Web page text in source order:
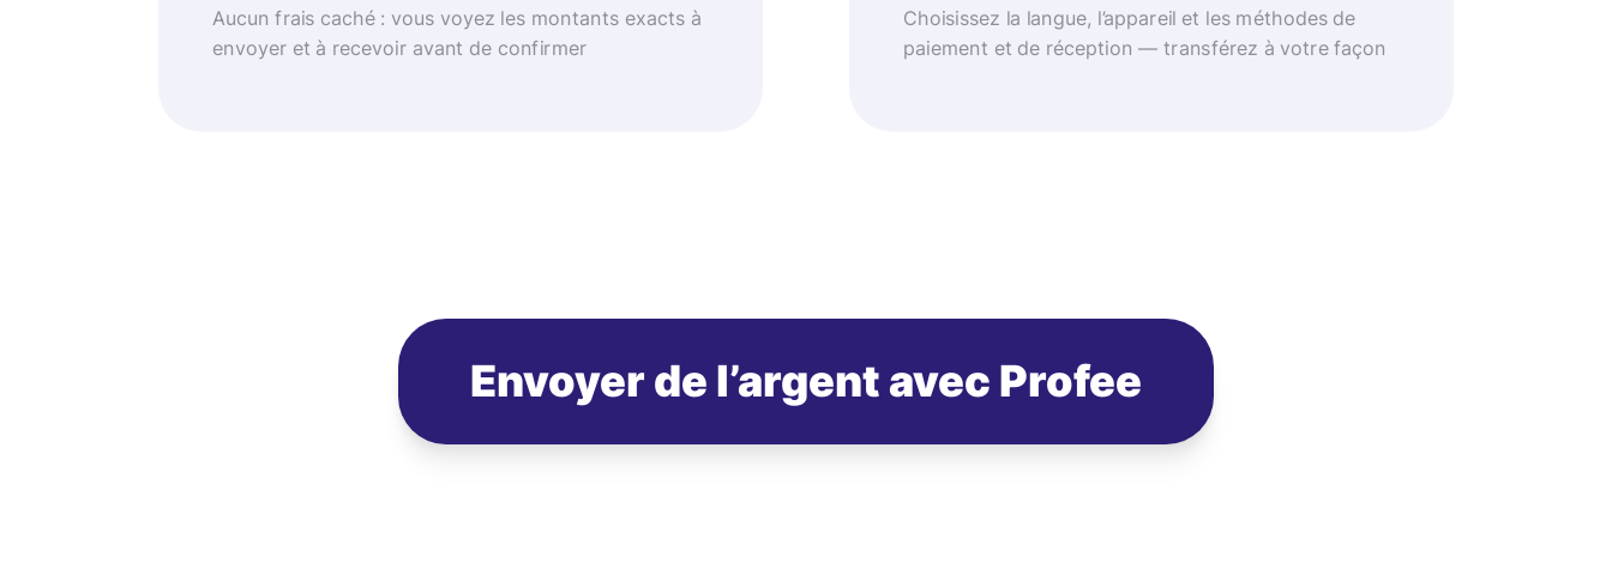
Aucun frais caché : vous voyez les montants exacts à
envoyer et à recevoir avant de confirmer
Choisissez la langue, l’appareil et les méthodes de
paiement et de réception — transférez à votre façon
Envoyer de l’argent avec Profee